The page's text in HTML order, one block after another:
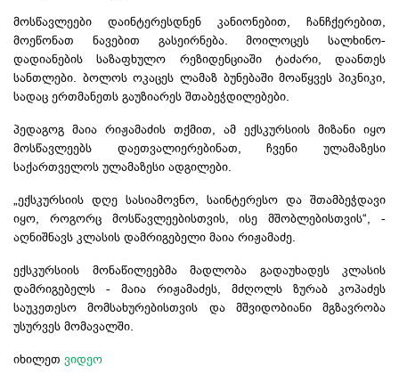
მოსწავლეები დაინტერესდნენ კანიონებით , ჩანჩქერებით,
მოეწონათ ნავებით გასეირნება. მოილოცეს სალხინო-
დადიანების საზაფხულო რეზიდენციაში ტაძარი, დაანთეს
სანთლები. ბოლოსოკაცეს ლამაზ ბუნებაში მოაწყვეს პიკნიკი,
სადაც ერთმანეთს გაუზიარეს შთაბეჭდილებები.
პედაგოგ მაია რიჟამაძის თქმით, ამ ექსკურსიის მიზანი იყო
მოსწავლეებს დაეთვალიერებინათ, ჩვენი ულამაზესი
საქართველოს ულამაზესი ადგილები.
„ექსკურსიის დღე სასიამოვნო, საინტერესო და შთამბეჭდავი
იყო, როგორც მოსწავლეებისთვის, ისე მშობლებისთვის“, -
აღნიშნავს კლასის დამრიგებელი მაია რიჟამაძე.
ექსკურსიის მონაწილეებმა მადლობა გადაუხადეს კლასის
დამრიგებელს - მაია რიჟამაძეს , მძღოლს ზურაბ კოპაძეს
საუკეთესო მომსახურებისთვის და მშვიდობიანი მგზავრობა
უსურვეს მომავალში.
იხილეთ ვიდეო